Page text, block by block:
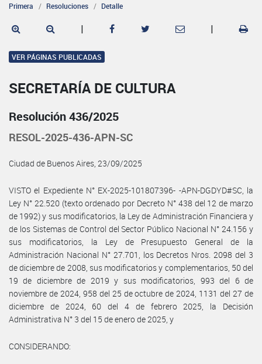
Primera Resoluciones Detalle
| |
VER PÁGINAS PUBLICADAS
SECRETARÍA DE CULTURA
Resolución 436/2025
RESOL-2025-436-APN-SC
Ciudad de Buenos Aires, 23/09/2025
VISTO el Expediente N° EX-2025-101807396- -APN-DGDYD#SC, la
Ley N° 22.520 (texto ordenado por Decreto N° 438 del 12 de marzo
de 1992) y sus modificatorios, la Ley de Administración Financiera y
de los Sistemas de Control del Sector Público Nacional N° 24.156 y
sus modificatorios, la Ley de Presupuesto General de la
Administración Nacional N° 27.701, los Decretos Nros. 2098 del 3
de diciembre de 2008, sus modificatorios y complementarios, 50 del
19 de diciembre de 2019 y sus modificatorios, 993 del 6 de
noviembre de 2024, 958 del 25 de octubre de 2024, 1131 del 27 de
diciembre de 2024, 60 del 4 de febrero 2025, la Decisión
Administrativa N° 3 del 15 de enero de 2025, y
CONSIDERANDO: